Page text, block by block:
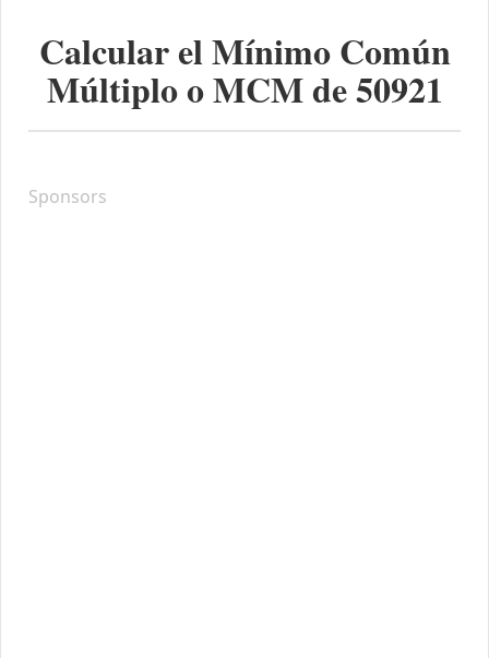
Calcular el Mínimo Común
Múltiplo o MCM de50921
Sponsors